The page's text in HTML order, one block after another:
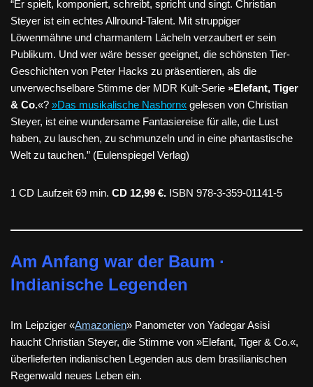
“Er spielt, komponiert, schreibt, spricht und singt. Christian
Steyer ist ein echtes Allround-Talent. Mit struppiger
Löwenmähne und charmantem Lächeln verzaubert er sein
Publikum. Und wer wäre besser geeignet, die schönsten Tier-
Geschichten von Peter Hacks zu präsentieren, als die
unverwechselbare Stimme der MDR Kult-Serie »Elefant, Tiger
& Co.«? »Das musikalische Nashorn« gelesen von Christian
Steyer, ist eine wundersame Fantasiereise für alle, die Lust
haben, zu lauschen, zu schmunzeln und in eine phantastische
Welt zu tauchen.” (Eulenspiegel Verlag)
1 CD Laufzeit 69 min. CD 12,99 €. ISBN 978-3-359-01141-5
Am Anfang war der Baum ·
Indianische Legenden
Im Leipziger «Amazonien» Panometer von Yadegar Asisi
haucht Christian Steyer, die Stimme von »Elefant, Tiger & Co.«,
überlieferten indianischen Legenden aus dem brasilianischen
Regenwald neues Leben ein.